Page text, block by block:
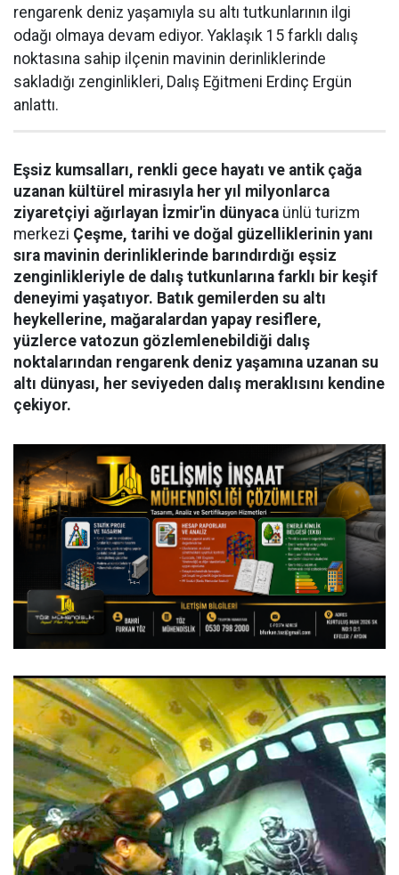
rengarenk deniz yaşamıyla su altı tutkunlarının ilgi
odağı olmaya devam ediyor. Yaklaşık 15 farklı dalış
noktasına sahip ilçenin mavinin derinliklerinde
sakladığı zenginlikleri, Dalış Eğitmeni Erdinç Ergün
anlattı.
Eşsiz kumsalları, renkli gece hayatı ve antik çağa
uzanan kültürel mirasıyla her yıl milyonlarca
ziyaretçiyi ağırlayan İzmir'in dünyaca ünlü turizm
merkezi Çeşme, tarihi ve doğal güzelliklerinin yanı
sıra mavinin derinliklerinde barındırdığı eşsiz
zenginlikleriyle de dalış tutkunlarına farklı bir keşif
deneyimi yaşatıyor. Batık gemilerden su altı
heykellerine, mağaralardan yapay resiflere,
yüzlerce vatozun gözlemlenebildiği dalış
noktalarından rengarenk deniz yaşamına uzanan su
altı dünyası, her seviyeden dalış meraklısını kendine
çekiyor.